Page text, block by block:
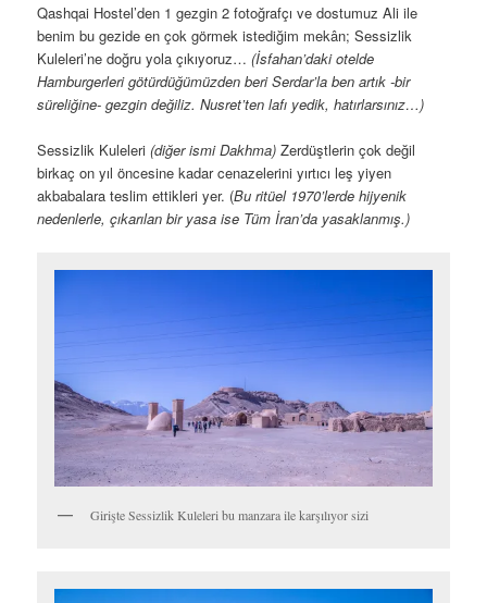
Qashqai Hostel’den 1 gezgin 2 fotoğrafçı ve dostumuz Ali ile
benim bu gezide en çok görmek istediğim mekân; Sessizlik
Kuleleri’ne doğru yola çıkıyoruz…(İsfahan’daki otelde
Hamburgerleri götürdüğümüzden beri Serdar’la ben artık -bir
süreliğine- gezgin değiliz. Nusret’ten lafı yedik, hatırlarsınız…)
Sessizlik Kuleleri(diğer ismi Dakhma) Zerdüştlerin çok değil
birkaç on yıl öncesine kadar cenazelerini yırtıcı leş yiyen
akbabalara teslim ettikleri yer. (Bu ritüel 1970’lerde hijyenik
nedenlerle, çıkarılan bir yasa ise Tüm İran’da yasaklanmış.)
Girişte Sessizlik Kuleleri bu manzara ile karşılıyor sizi